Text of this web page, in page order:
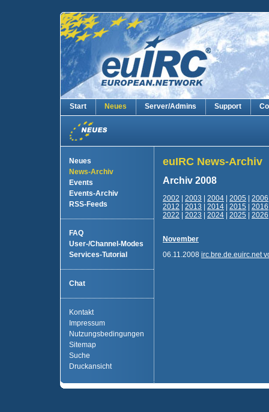
Start Neues Server/Admins Support
Neues
News-Archiv
Events
Events-Archiv
RSS-Feeds
FAQ
User-/Channel-Modes
Services-Tutorial
Chat
Kontakt
Impressum
Nutzungsbedingungen
Sitemap
Suche
Druckansicht
euIRC News-Archiv
Archiv 2008
2002 2003 2004 2005 2006
2012
2013 2014 2015 2016
2022
2023 2024 2025 2026
November
06.11.2008 irc.bre.de.euirc.net